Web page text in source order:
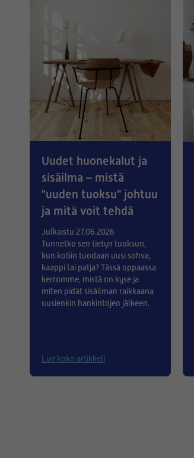
Uudet huonekalut ja
sisäilma – mistä
"uuden tuoksu" johtuu
ja mitä voit tehdä
Julkaistu 27.06.2026
Tunnetko sen tietyn tuoksun,
kun kotiin tuodaan uusi sohva,
kaappi tai patja? Tässä oppaassa
kerromme, mistä on kyse ja
miten pidät sisäilman raikkaana
uusienkin hankintojen jälkeen.
Lue koko artikkeli